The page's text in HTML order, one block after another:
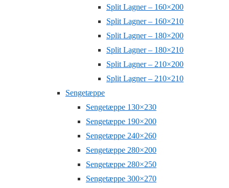
Split Lagner – 160×200
Split Lagner – 160×210
Split Lagner – 180×200
Split Lagner – 180×210
Split Lagner – 210×200
Split Lagner – 210×210
Sengetæppe
Sengetæppe 130×230
Sengetæppe 190×200
Sengetæppe 240×260
Sengetæppe 280×200
Sengetæppe 280×250
Sengetæppe 300×270